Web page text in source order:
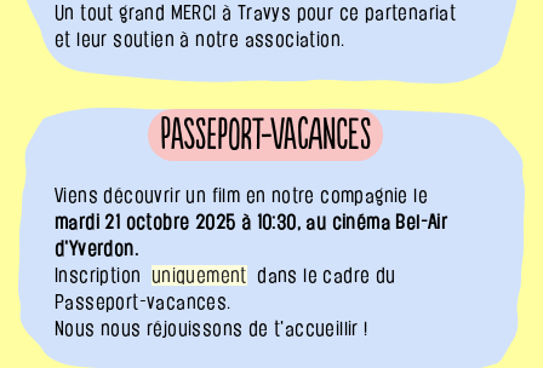
Un tout grand MERCI à Travys pour ce partenariat
et leur soutien à notre association.
Passeport-Vacances
Viens découvrir un film en notre compagnie le
mardi 21 octobre 2025 à 10:30, au cinéma Bel-Air
d'Yverdon.
Inscription uniquement dans le cadre du
Passeport-vacances.
Nous nous réjouissons de t'accueillir !